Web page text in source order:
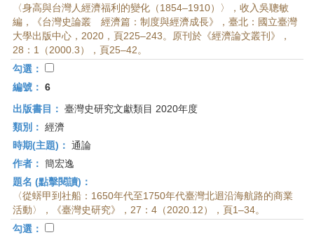
〈身高與台灣人經濟福利的變化（1854–1910）〉，收入吳聰敏
編，《台灣史論叢 經濟篇：制度與經濟成長》，臺北：國立臺灣
大學出版中心，2020，頁225–243。原刊於《經濟論文叢刊》，
28：1（2000.3），頁25–42。
勾選：
編號： 6
出版書目： 臺灣史研究文獻類目 2020年度
類別： 經濟
時期(主題)： 通論
作者： 簡宏逸
題名 (點擊閱讀)：
〈從蠎甲到社船：1650年代至1750年代臺灣北迴沿海航路的商業
活動〉，《臺灣史研究》，27：4（2020.12），頁1–34。
勾選：